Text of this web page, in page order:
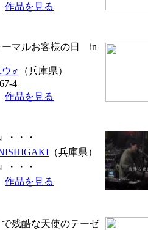
作品を見る
ーマルお客様の日 in
♂
（兵庫県）
4
作品を見る
・・・
（兵庫県）
・・・
作品を見る
残酷な天使のテーゼ